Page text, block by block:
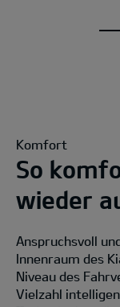
Komfort
So
wieder
Anspruchsvoll
Innenraum des
Niveau des
Vielzahl